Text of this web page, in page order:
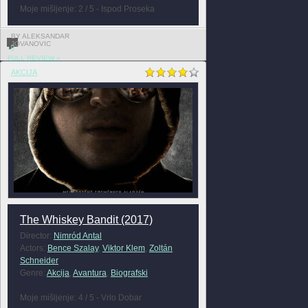
Moje mišljenje: 2 / 5 - Ispod Proseka
BY ALEKSANDAR
JOVANOVIC
0
FULL REVIEW »
AKCIJA
The Whiskey Bandit (2017)
Director: Nimród Antal
Actors: Bence Szalay, Viktor Klem, Zoltán
Schneider
Genre: Akcija, Avantura, Biografski
Moje mišljenje: 4 / 5 - Vrlo Dobar